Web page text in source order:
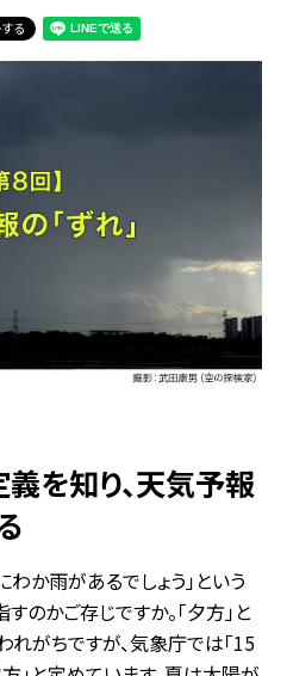
る
を知り、天気予報
わか雨があるでしょう」という
のかご存じですか。「夕方」と
れがちですが、気象庁では「15